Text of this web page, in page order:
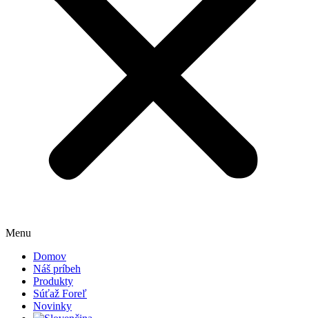
Menu
Domov
Náš príbeh
Produkty
Súťaž Foreľ
Novinky